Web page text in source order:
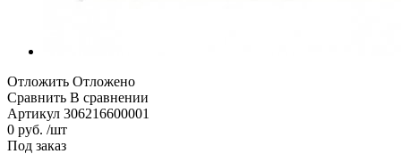
Отложить Отложено
Сравнить В сравнении
Артикул 306216600001
0 руб. /шт
Под заказ